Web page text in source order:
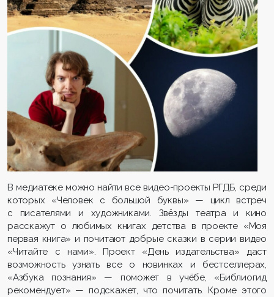
В медиатеке можно найти все видео-проекты РГДБ, среди
которых «Человек с большой буквы» — цикл встреч
с писателями и художниками. Звёзды театра и кино
расскажут о любимых книгах детства в проекте «Моя
первая книга» и почитают добрые сказки в серии видео
«Читайте с нами». Проект «День издательства» даст
возможность узнать все о новинках и бестселлерах,
«Азбука познания» — поможет в учёбе, «Библиогид
рекомендует» — подскажет, что почитать. Кроме этого